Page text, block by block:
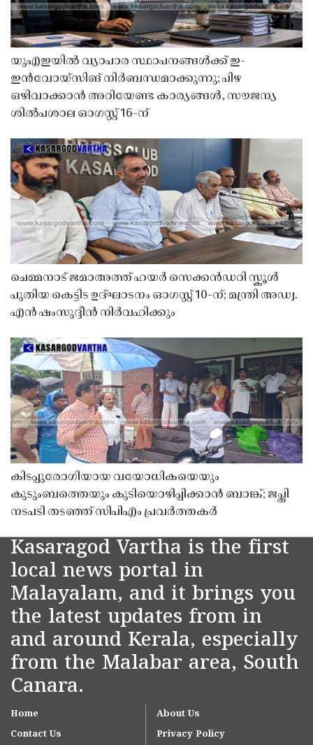
യുഎഇയിൽ വ്യാപാര സ്ഥാപനങ്ങൾക്ക് ഇ-
ഇൻവോയ്സിങ് നിർബന്ധമാക്കുന്നു; പിഴ
ഒഴിവാക്കാൻ അറിയേണ്ട കാര്യങ്ങൾ, സൗജന്യ
ശിൽപശാല ഓഗസ്റ്റ് 16-ന്
ചെമ്മനാട് ജമാഅത്ത് ഹയർ സെക്കൻഡറി സ്കൂൾ
പുതിയ കെട്ടിട ഉദ്ഘാടനം ഓഗസ്റ്റ് 10-ന്; മന്ത്രി അഡ്വ.
എൻ ഷംസുദ്ദീൻ നിർവഹിക്കും
കിടപ്പുരോഗിയായ വയോധികയെയും
കുടുംബത്തെയും കുടിയൊഴിപ്പിക്കാൻ ബാങ്ക്; ജപ്തി
നടപടി തടഞ്ഞ് സിപിഎം പ്രവർത്തകർ
Kasaragod Vartha is the first
local news portal in
Malayalam, and it brings you
the latest updates from in
and around Kerala, especially
from the Malabar area, South
Canara.
Home
About Us
Contact Us
Privacy Policy